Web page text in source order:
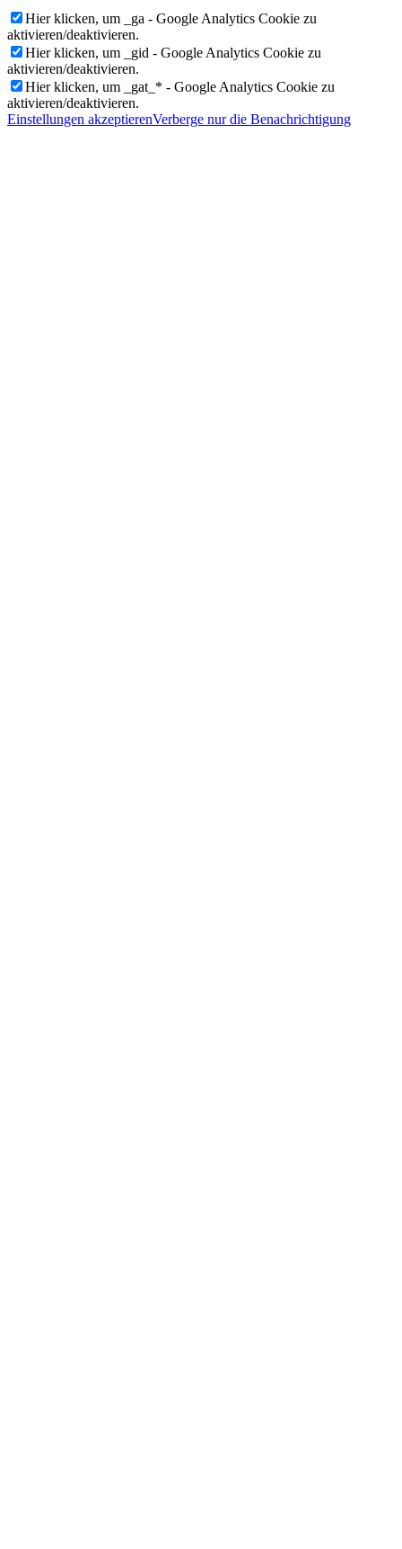
Hier klicken, um _ga - Google Analytics Cookie zu
aktivieren/deaktivieren.
Hier klicken, um _gid - Google Analytics Cookie zu
aktivieren/deaktivieren.
Hier klicken, um _gat_* - Google Analytics Cookie zu
aktivieren/deaktivieren.
Einstellungen akzeptierenVerberge nur die Benachrichtigung